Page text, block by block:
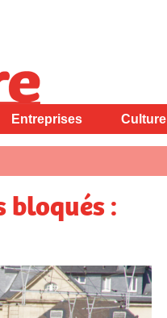
Entreprises Culture
bloqués :